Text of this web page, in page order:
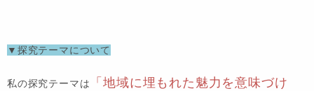
▼探究テーマについて
私の探究テーマは
「地域に埋もれた魅力を意味づけ